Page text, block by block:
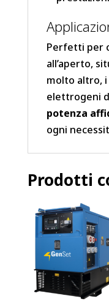
Perfetti per
all’aperto,
molto altro,
elettrogeni
potenza
ogni
Prodotti